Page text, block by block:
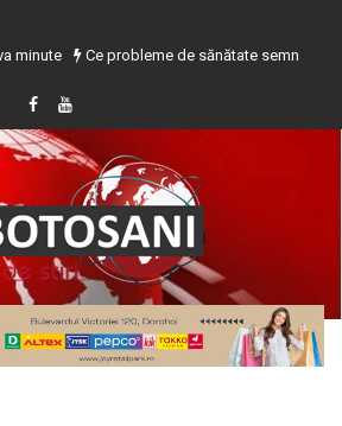
Ce probleme de sănătate semnalează